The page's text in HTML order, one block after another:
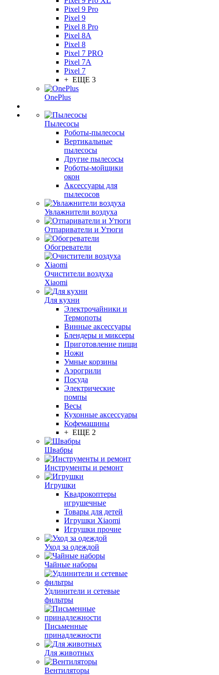
Pixel 9 Pro
Pixel 9
Pixel 8 Pro
Pixel 8A
Pixel 8
Pixel 7 PRO
Pixel 7A
Pixel 7
+ ЕЩЕ 3
OnePlus
Пылесосы
Роботы-пылесосы
Вертикальные
пылесосы
Другие пылесосы
Роботы-мойщики
окон
Аксессуары для
пылесосов
Увлажнители воздуха
Отпариватели и Утюги
Обогреватели
Очистители воздуха
Xiaomi
Для кухни
Электрочайники и
Термопоты
Винные аксессуары
Блендеры и миксеры
Приготовление пищи
Ножи
Умные корзины
Аэрогрили
Посуда
Электрические
помпы
Весы
Кухонные аксессуары
Кофемашины
+ ЕЩЕ 2
Швабры
Инструменты и ремонт
Игрушки
Квадрокоптеры
игрушечные
Товары для детей
Игрушки Xiaomi
Игрушки прочие
Уход за одеждой
Чайные наборы
Удлинители и сетевые
фильтры
Письменные
принадлежности
Для животных
Вентиляторы